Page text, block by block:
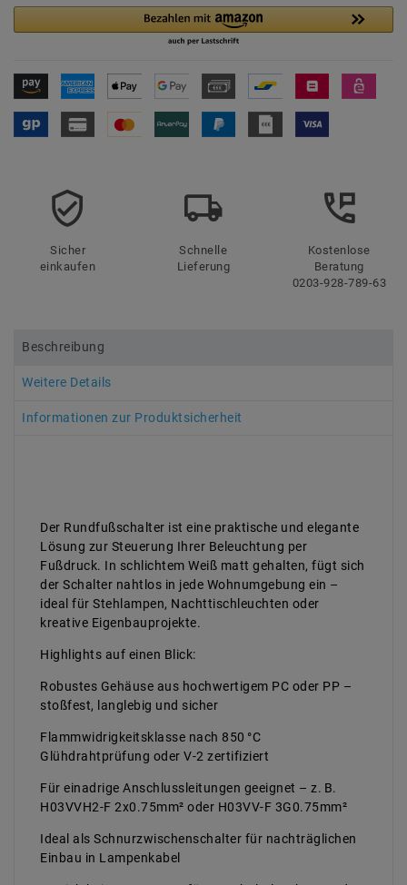
Sicher
einkaufen
Schnelle
Lieferung
Kostenlose
Beratung
0203-928-789-63
Beschreibung
Weitere Details
Informationen zur Produktsicherheit
Der Rundfußschalter ist eine praktische und elegante
Lösung zur Steuerung Ihrer Beleuchtung per
Fußdruck. In schlichtem Weiß matt gehalten, fügt sich
der Schalter nahtlos in jede Wohnumgebung ein –
ideal für Stehlampen, Nachttischleuchten oder
kreative Eigenbauprojekte.
Highlights auf einen Blick:
Robustes Gehäuse aus hochwertigem PC oder PP –
stoßfest, langlebig und sicher
Flammwidrigkeitsklasse nach 850 °C
Glühdrahtprüfung oder V-2 zertifiziert
Für einadrige Anschlussleitungen geeignet – z. B.
H03VVH2-F 2x0.75mm² oder H03VV-F 3G0.75mm²
Ideal als Schnurzwischenschalter für nachträglichen
Einbau in Lampenkabel